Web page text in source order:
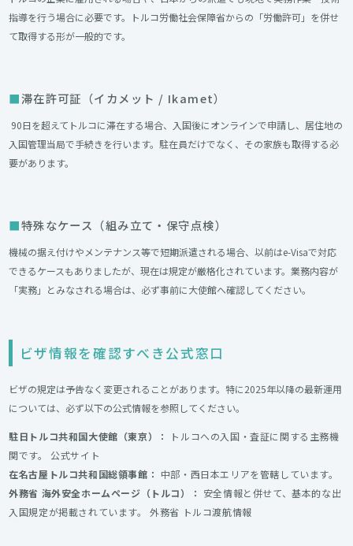
指導を行う場合に必要です。トルコ労働社会保障省からの「労働許可」を併せ
て取得する形が一般的です。
滞在許可証（イカメット / Ikamet）
90日を超えてトルコに滞在する場合、入国後にオンラインで申請し、居住地の
入国管理当局で手続きを行います。駐在員だけでなく、その家族も取得する必
要があります。
特殊なケース（組み立て・保守点検）
機械の据え付けやメンテナンス等で短期派遣される場合、以前はe-Visaで対応
できるケースもありましたが、現在は規定が厳格化されています。業務内容が
「実務」とみなされる場合は、必ず事前に大使館へ確認してください。
ビザ情報を確認すべき公式窓口
ビザの規定は予告なく変更されることがあります。特に2025年以降の最新運用
については、必ず以下の公式情報を参照してください。
駐日トルコ共和国大使館（東京）：
トルコへの入国・査証に関する主務機
関です。
公式サイト
在名古屋トルコ共和国総領事館： 中部・西日本エリアを管轄しています。
外務省 海外安全ホームページ（トルコ）： 安全情報と併せて、基本的な出
入国規定が掲載されています。
外務省 トルコ渡航情報